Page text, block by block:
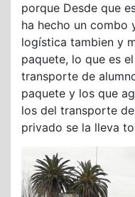
porque Desde que
ha hecho un combo
logística tambien y
paquete, lo que es
transporte de
paquete y los que
los del transporte
privado se la lleva